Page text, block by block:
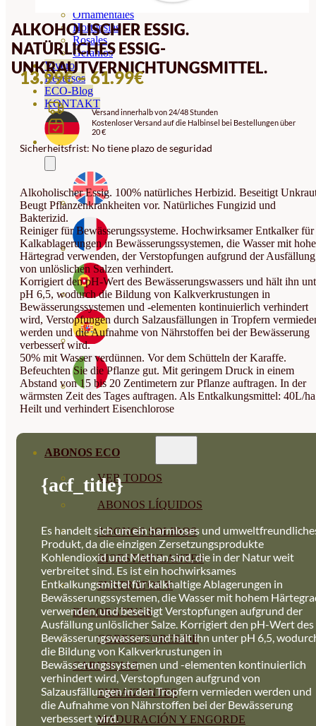
Ornamentales
Hortensias
Rosales
Geranios
Vivero
Recursos
ECO-Blog
KONTAKT
ABONOS ECO
VER TODOS
ABONOS LÍQUIDOS
ABONOS SOLIDOS
BIOESTIMULANTES
SUSTRATOS Y
DECORATIVAS
CORRECTORES DE
CARENCIAS
ENRAIZANTES
MADURACIÓN Y ENGORDE
ALKOHOLISCHER ESSIG.
NATÜRLICHES ESSIG-
UNKRAUTVERNICHTUNGSMITTEL.
13.99€– 61.99€PREISSPANNE:
BIS
Versand innerhalb von 24/48 Stunden
Kostenloser Versand auf die Halbinsel bei Bestellungen über
20 €
Sicherheitsfrist: No tiene plazo de seguridad
Alkoholischer Essig. 100% natürliches Herbizid. Beseitigt
Beugt Pflanzenkrankheiten vor. Natürliches Fungizid und
Bakterizid.
Reiniger für Bewässerungssysteme. Hochwirksamer Entkalker für
Kalkablagerungen in Bewässerungssystemen, die Wasser mit
Härtegrad verwenden, der Verstopfungen aufgrund der Ausfällung
von unlöslichen Salzen verhindert.
Korrigiert den pH-Wert des Bewässerungswassers und hält ihn
pH 6,5, wodurch die Bildung von Kalkverkrustungen in
Bewässerungssystemen und -elementen kontinuierlich verhindert
wird, Verstopfungen durch Salzausfällungen in Tropfern
werden und die Aufnahme von Nährstoffen bei der Bewässerung
verbessert wird.
50% mit Wasser verdünnen. Vor dem Schütteln der Karaffe.
Befeuchten Sie die Pflanze gut. Mit geringem Druck in einem
Abstand von 15 bis 20 Zentimetern zur Pflanze auftragen. In der
wärmsten Zeit des Tages auftragen. Als Entkalkungsmittel: 40L/ha
Heilt und verhindert Eisenchlorose
{acf_title}
Es handelt sich um ein harmloses und
Produkt, da die einzigen Zersetzungsprodukte
Kohlendioxid und Methan sind, die in der Natur weit
verbreitet sind. Es ist ein hochwirksames
Entkalkungsmittel für kalkhaltige Ablagerungen in
Bewässerungssystemen, die Wasser mit hohem
verwenden, und beseitigt Verstopfungen aufgrund der
Ausfällung unlöslicher Salze. Korrigiert den pH-Wert des
Bewässerungswassers und hält ihn unter pH 6,5,
die Bildung von Kalkverkrustungen in
Bewässerungssystemen und -elementen kontinuierlich
verhindert wird, Verstopfungen aufgrund von
Salzausfällungen in den Tropfern vermieden werden und
die Aufnahme von Nährstoffen bei der Bewässerung
verbessert wird.